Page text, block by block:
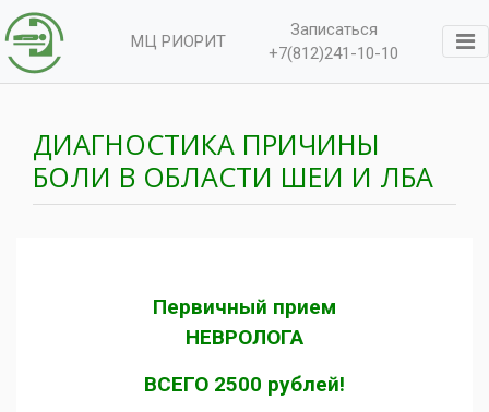
МЦ РИОРИТ
Записаться
+7(812)241-10-10
ДИАГНОСТИКА ПРИЧИНЫ
БОЛИ В ОБЛАСТИ ШЕИ И ЛБА
Первичный прием
НЕВРОЛОГА
ВСЕГО 2500 рублей!